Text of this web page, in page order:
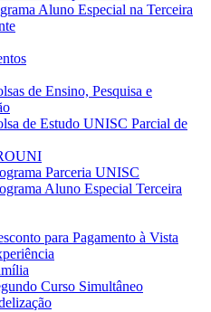
Aluno Especial na Terceira
de Ensino, Pesquisa e
de Estudo UNISC Parcial de
Parceria UNISC
Aluno Especial Terceira
para Pagamento à Vista
Curso Simultâneo